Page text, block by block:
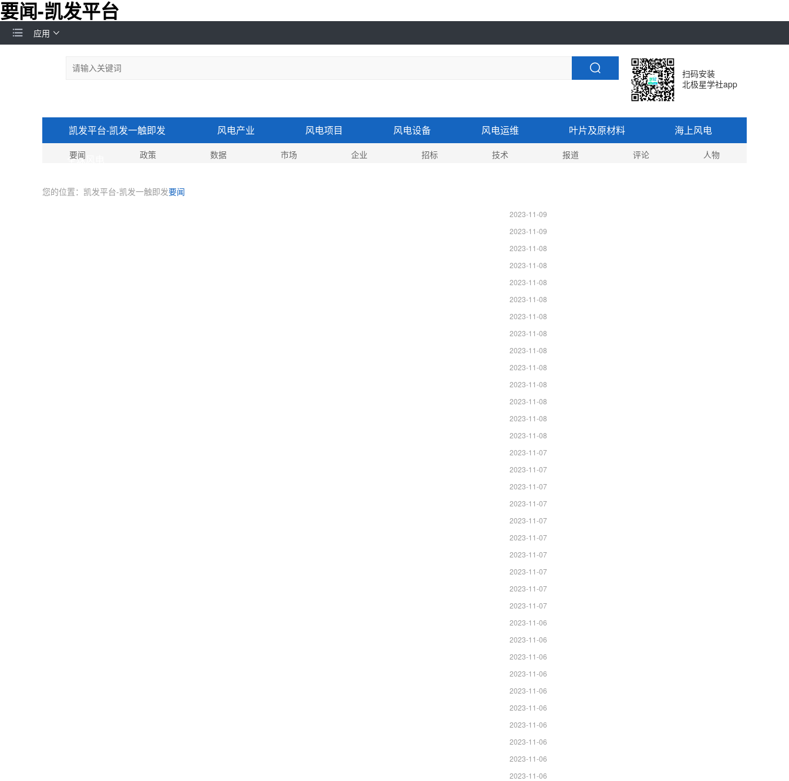
要闻-凯发平台
应用
扫码安装
北极星学社app
凯发平台-凯发一触即发 风电产业 风电项目 风电设备 风电运维 叶片及原材料 海上风电
全球风电
要闻 政策 数据 市场 企业 招标 技术 报道 评论 人物
您的位置： 凯发平台-凯发一触即发要闻
2023-11-09
2023-11-09
2023-11-08
2023-11-08
2023-11-08
2023-11-08
2023-11-08
2023-11-08
2023-11-08
2023-11-08
2023-11-08
2023-11-08
2023-11-08
2023-11-08
2023-11-07
2023-11-07
2023-11-07
2023-11-07
2023-11-07
2023-11-07
2023-11-07
2023-11-07
2023-11-07
2023-11-07
2023-11-06
2023-11-06
2023-11-06
2023-11-06
2023-11-06
2023-11-06
2023-11-06
2023-11-06
2023-11-06
2023-11-06